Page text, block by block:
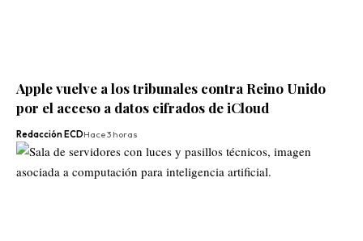
Apple vuelve a los tribunales contra Reino Unido
por el acceso a datos cifrados de iCloud
Redacción ECDHace 3 horas